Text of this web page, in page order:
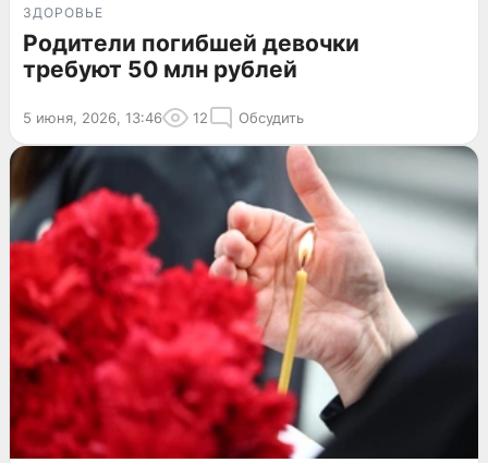
ЗДОРОВЬЕ
Родители погибшей девочки
требуют 50 млн рублей
5 июня, 2026, 13:46 12 Обсудить